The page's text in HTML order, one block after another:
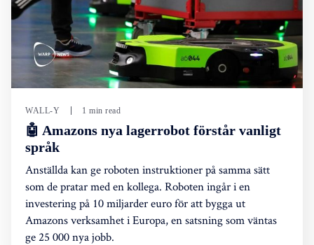
WALL-Y 1 min read
🤖 Amazons nya lagerrobot förstår vanligt
språk
Anställda kan ge roboten instruktioner på samma sätt
som de pratar med en kollega. Roboten ingår i en
investering på 10 miljarder euro för att bygga ut
Amazons verksamhet i Europa, en satsning som väntas
ge 25 000 nya jobb.